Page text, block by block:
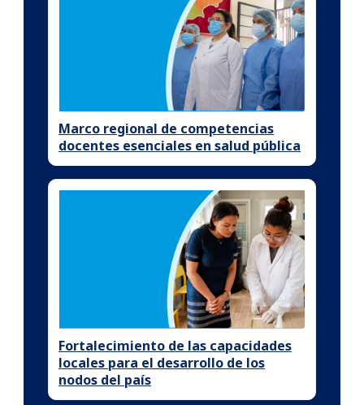
Marco regional de competencias
docentes esenciales en salud pública
Fortalecimiento de las capacidades
locales para el desarrollo de los
nodos del país